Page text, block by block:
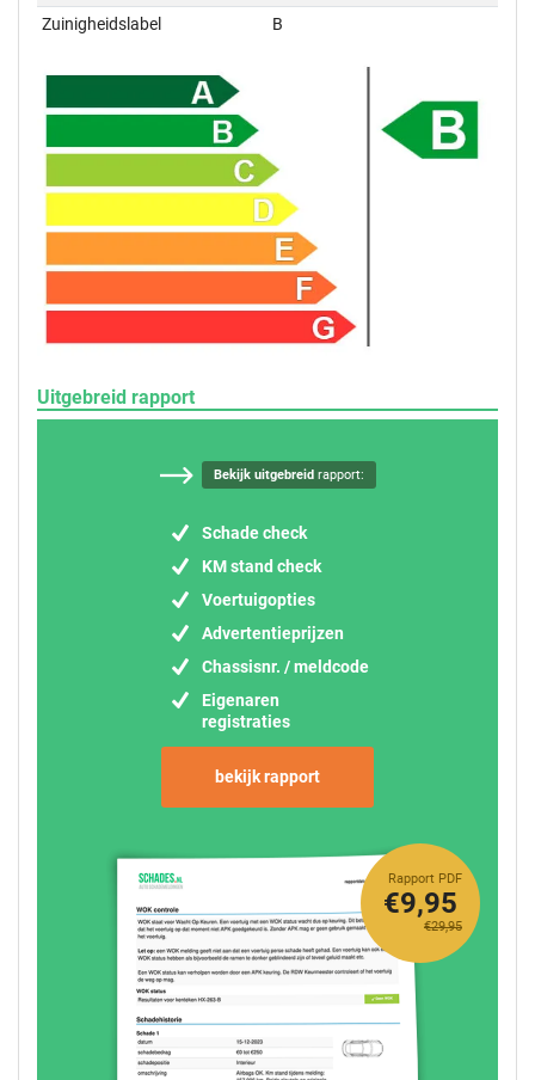
Zuinigheidslabel
B
Uitgebreid rapport
Bekijk uitgebreidrapport:
Schade check
KM stand check
Voertuigopties
Advertentieprijzen
Chassisnr. / meldcode
Eigenaren
registraties
bekijk rapport
Rapport PDF
€29,95
€9,95